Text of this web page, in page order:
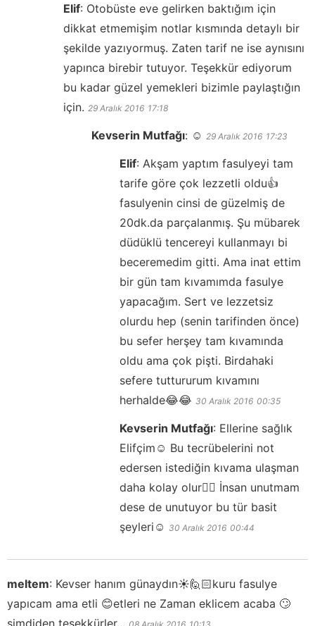
Elif: Otobüste eve gelirken baktığım için
dikkat etmemişim notlar kısmında detaylı bir
şekilde yazıyormuş. Zaten tarif ne ise aynısını
yapınca birebir tutuyor. Teşekkür ediyorum
bu kadar güzel yemekleri bizimle paylaştığın
için. 29 Aralık 2016 17:18
Kevserin Mutfağı: ☺️ 29 Aralık 2016 17:23
Elif: Akşam yaptım fasulyeyi tam
tarife göre çok lezzetli oldu👍
fasulyenin cinsi de güzelmiş de
20dk.da parçalanmış. Şu mübarek
düdüklü tencereyi kullanmayı bi
beceremedim gitti. Ama inat ettim
bir gün tam kıvamımda fasulye
yapacağım. Sert ve lezzetsiz
olurdu hep (senin tarifinden önce)
bu sefer herşey tam kıvamında
oldu ama çok pişti. Birdahaki
sefere tuttururum kıvamını
herhalde😂😂 30 Aralık 2016 00:35
Kevserin Mutfağı: Ellerine sağlık
Elifçim☺️ Bu tecrübelerini not
edersen istediğin kıvama ulaşman
daha kolay olur👍🏻 İnsan unutmam
dese de unutuyor bu tür basit
şeyleri☺️ 30 Aralık 2016 00:44
meltem: Kevser hanım günaydın☀️🙋🏻kuru fasulye
yapıcam ama etli 😊etleri ne Zaman eklicem acaba 🙄
şimdiden teşekkürler...